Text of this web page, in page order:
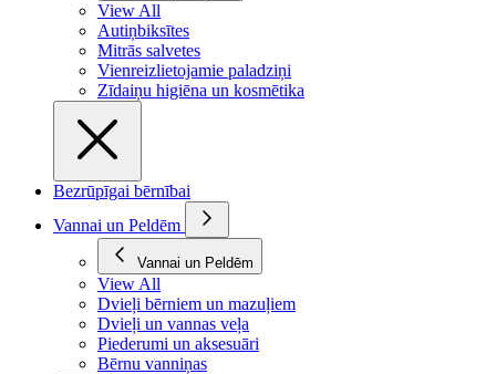
View All
Autiņbiksītes
Mitrās salvetes
Vienreizlietojamie paladziņi
Zīdaiņu higiēna un kosmētika
Bezrūpīgai bērnībai
Vannai un Peldēm
Vannai un Peldēm
View All
Dvieļi bērniem un mazuļiem
Dvieļi un vannas veļa
Piederumi un aksesuāri
Bērnu vanniņas